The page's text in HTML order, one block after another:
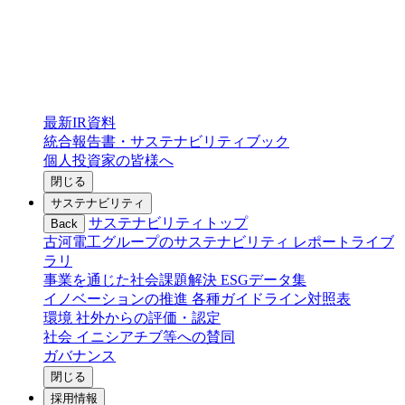
最新IR資料
統合報告書・サステナビリティブック
個人投資家の皆様へ
閉じる
サステナビリティ
Back
サステナビリティトップ
古河電工グループのサステナビリティ レポートライブ
ラリ
事業を通じた社会課題解決 ESGデータ集
イノベーションの推進 各種ガイドライン対照表
環境 社外からの評価・認定
社会 イニシアチブ等への賛同
ガバナンス
閉じる
採用情報